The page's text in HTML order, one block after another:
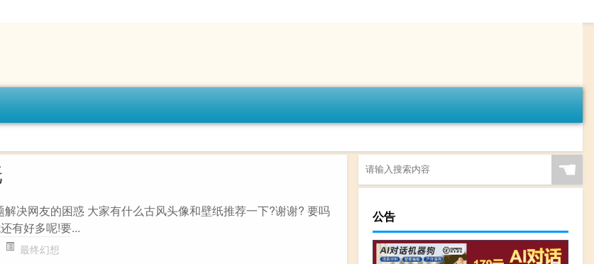
解决网友的困惑 大家有什么古风头像和壁纸推荐一下?谢谢? 要吗
有好多呢!要...
最终幻想
☚
公告